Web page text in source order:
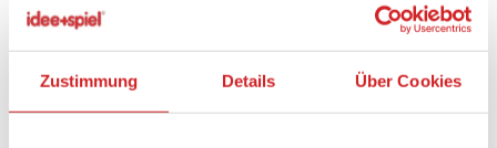
Zustimmung Details Über Cookies
• Das Straßenmotorrad verfügt über einen
Minifiguren-Sitz und ein durchsichtiges
flammenartiges Auspuffelement.
• Die Ausrüstung umfasst die beiden Katanas von
Kai sowie Luke Cunninghams Katana.
• Stell deine Lieblingsszenen aus der TV-Serie